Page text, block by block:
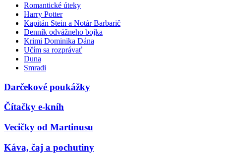
Romantické úteky
Harry Potter
Kapitán Stein a Notár Barbarič
Denník odvážneho bojka
Krimi Dominika Dána
Učím sa rozprávať
Duna
Smradi
Darčekové poukážky
Čítačky e-kníh
Vecičky od Martinusu
Káva, čaj a pochutiny